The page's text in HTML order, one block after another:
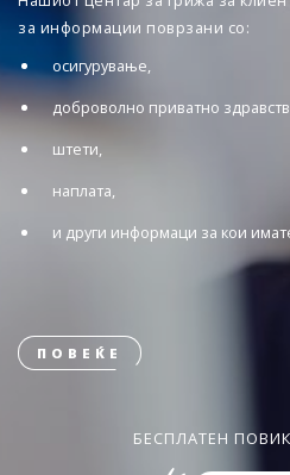
за информации поврзани со:
осигурување,
доброволно приватно
штети,
наплата,
и други информаци за кои
ПОВЕЌЕ
БЕСПЛАТЕН